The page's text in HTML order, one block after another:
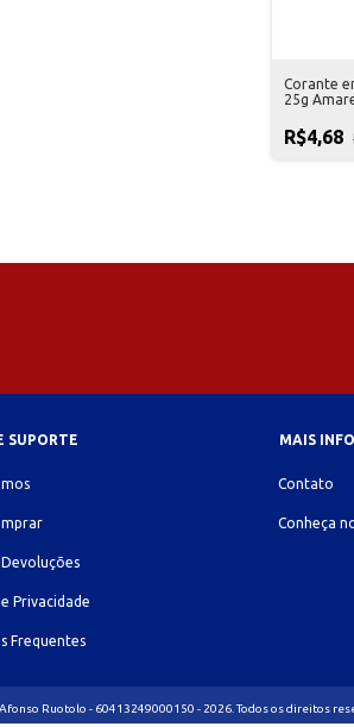
Corante
25g
R$4,68
SUPORTE
Privacidade
Frequentes
MAIS
Contato
Conheça
Ruotolo - 60413249000150 - 2026. Todos os direitos